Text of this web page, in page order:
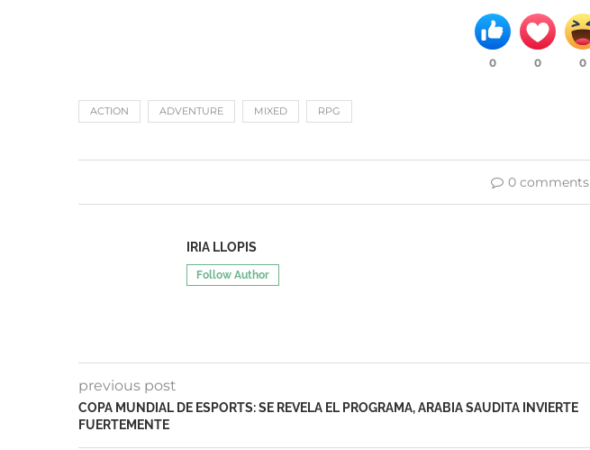
0 0 0
ACTION ADVENTURE MIXED RPG
0 comments
IRIA LLOPIS
Follow Author
previous post
COPA MUNDIAL DE ESPORTS: SE REVELA EL PROGRAMA, ARABIA SAUDITA INVIERTE
FUERTEMENTE